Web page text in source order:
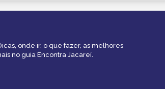
onde ir, o que fazer, as melhores
no guia Encontra Jacareí.